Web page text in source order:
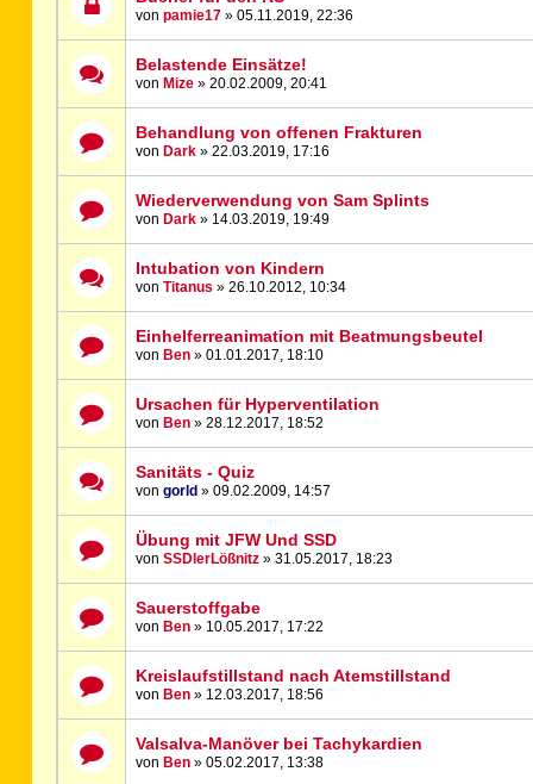
vonpamie17 » 05.11.2019, 22:36
Belastende Einsätze!
von Mize » 20.02.2009, 20:41
Behandlung von offenen Frakturen
von Dark » 22.03.2019, 17:16
Wiederverwendung von Sam Splints
von Dark » 14.03.2019, 19:49
Intubation von Kindern
vonTitanus » 26.10.2012, 10:34
Einhelferreanimation mit Beatmungsbeutel
von Ben » 01.01.2017, 18:10
Ursachen für Hyperventilation
von Ben » 28.12.2017, 18:52
Sanitäts - Quiz
vongorld » 09.02.2009, 14:57
Übung mit JFW Und SSD
vonSSDlerLößnitz » 31.05.2017, 18:23
Sauerstoffgabe
von Ben » 10.05.2017, 17:22
Kreislaufstillstand nach Atemstillstand
von Ben » 12.03.2017, 18:56
Valsalva-Manöver bei Tachykardien
von Ben » 05.02.2017, 13:38